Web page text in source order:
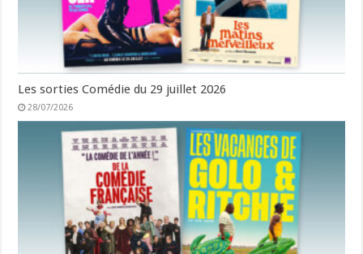
Les sorties Comédie du 29 juillet 2026
28/07/2026